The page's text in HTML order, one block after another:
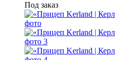
Под заказ